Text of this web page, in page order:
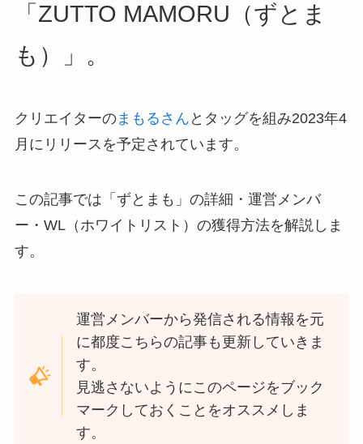
「ZUTTO MAMORU（ずとま
も）」。
クリエイターのまもるさん とタッグを組み2023年4
月にリリースを予定されています。
この記事では「ずとまも」の詳細・運営メンバ
ー・WL（ホワイトリスト）の獲得方法を解説しま
す。
運営メンバーから発信される情報を元
に都度こちらの記事も更新していきま
す。
見逃さないようにこのページをブック
マークしておくことをオススメしま
す。